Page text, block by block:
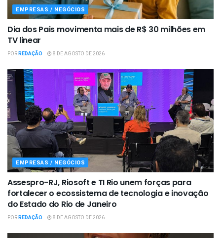
EMPRESAS / NEGÓCIOS
Dia dos Pais movimenta mais de R$ 30 milhões em
TV linear
PORREDAÇÃO 8 DE AGOSTO DE 2026
EMPRESAS / NEGÓCIOS
Assespro-RJ, Riosoft e TI Rio unem forças para
fortalecer o ecossistema de tecnologia e inovação
do Estado do Rio de Janeiro
PORREDAÇÃO 8 DE AGOSTO DE 2026